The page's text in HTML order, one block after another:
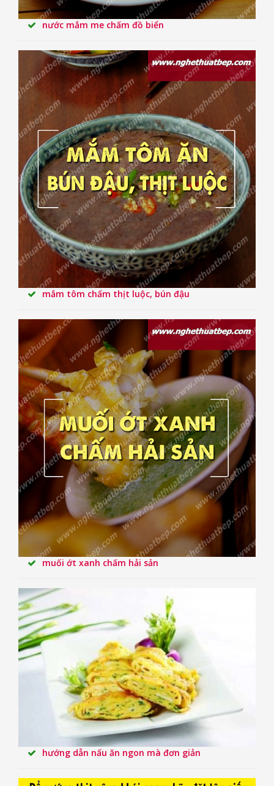
nước mắm me chấm đồ biển
mắm tôm chấm thịt luộc, bún đậu
muối ớt xanh chấm hải sản
hướng dẫn nấu ăn ngon mà đơn giản